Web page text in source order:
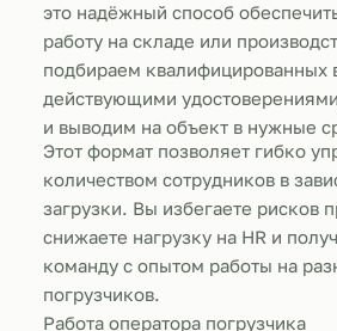
это надёжный способ
работу на складе или
подбираем квалифицированных
действующими
и выводим на объект в нужные
Этот формат позволяет гибко
количеством сотрудников в
загрузки. Вы избегаете рисков
снижаете нагрузку на HR и
команду с опытом работы на
погрузчиков.
Работа оператора погрузчика